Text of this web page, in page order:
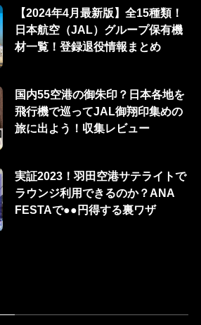
【2024年4月最新版】全15種類！
日本航空（JAL）グループ保有機
材一覧！登録退役情報まとめ
国内55空港の御朱印？日本各地を
飛行機で巡ってJAL御翔印集めの
旅に出よう！収集レビュー
実証2023！羽田空港サテライトで
ラウンジ利用できるのか？ANA
FESTAで●●円得する裏ワザ